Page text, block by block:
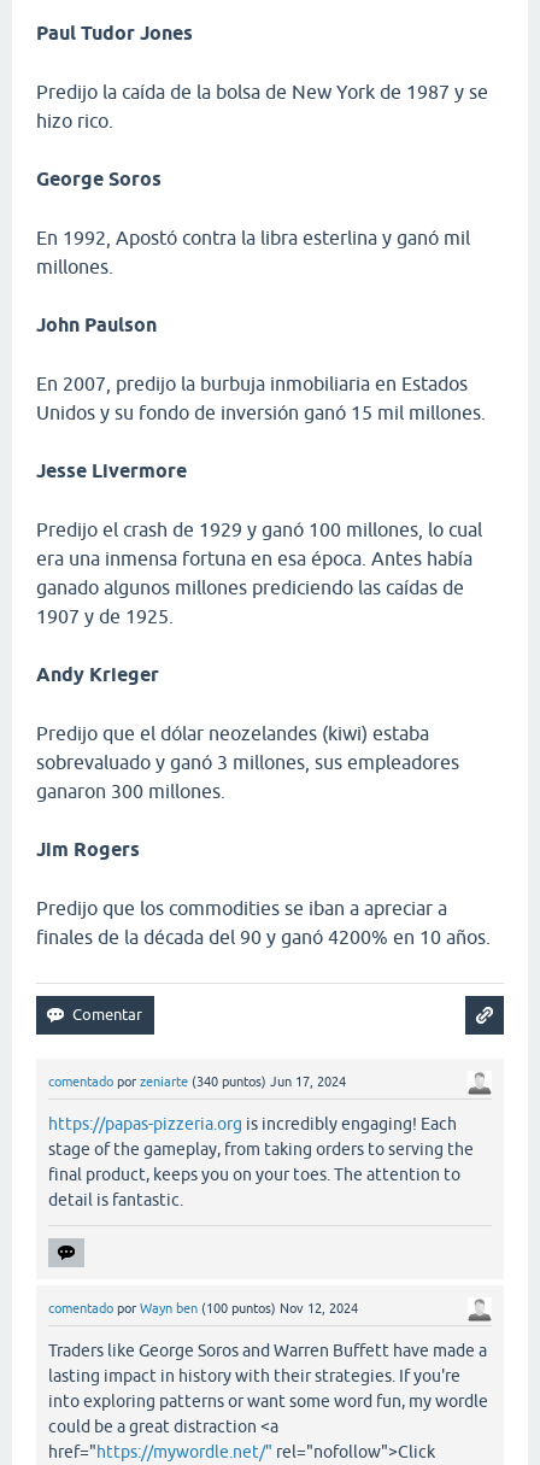
Paul Tudor Jones
Predijo la caída de la bolsa de New York de 1987 y se
hizo rico.
George Soros
En 1992, Apostó contra la libra esterlina y ganó mil
millones.
John Paulson
En 2007, predijo la burbuja inmobiliaria en Estados
Unidos y su fondo de inversión ganó 15 mil millones.
Jesse Livermore
Predijo el crash de 1929 y ganó 100 millones, lo cual
era una inmensa fortuna en esa época. Antes había
ganado algunos millones prediciendo las caídas de
1907 y de 1925.
Andy Krieger
Predijo que el dólar neozelandes (kiwi) estaba
sobrevaluado y ganó 3 millones, sus empleadores
ganaron 300 millones.
Jim Rogers
Predijo que los commodities se iban a apreciar a
finales de la década del 90 y ganó 4200% en 10 años.
comentado por zeniarte (340 puntos) Jun 17, 2024
https://papas-pizzeria.org is incredibly engaging! Each
stage of the gameplay, from taking orders to serving the
final product, keeps you on your toes. The attention to
detail is fantastic.
comentado por Wayn ben (100 puntos) Nov 12, 2024
Traders like George Soros and Warren Buffett have made a
lasting impact in history with their strategies. If you're
into exploring patterns or want some word fun, my wordle
could be a great distraction <a
href="https://mywordle.net/" rel="nofollow">Click